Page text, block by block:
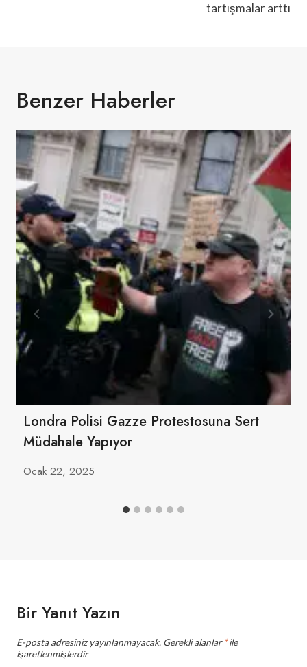
tartışmalar arttı
Benzer Haberler
Londra Polisi Gazze Protestosuna Sert
Müdahale Yapıyor
Ocak 22, 2025
Bir Yanıt Yazın
E-posta adresiniz yayınlanmayacak. Gerekli alanlar*ile
işaretlenmişlerdir